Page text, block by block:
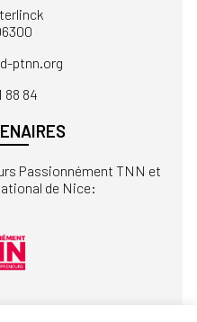
88 84
Passionnément TNN et
de Nice: